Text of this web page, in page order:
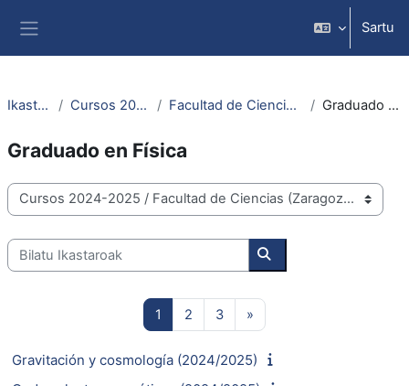
Sartu
Ikastaroak Cursos 2024-2025 Facultad de Ciencias (Zaragoza) Graduado en Física
Graduado en Física
Ikastaro-kategoriak
Bilatu Ikastaroak
Bilatu Ikastaroak
1 1. orria
2 2. orria
33. orria
»
Gravitación y cosmología (2024/2025)